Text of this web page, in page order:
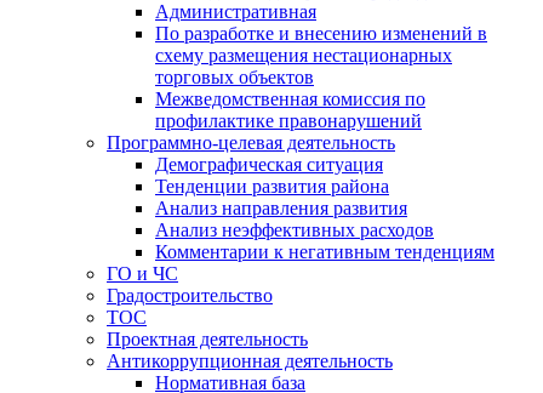
Административная
По разработке и внесению изменений в
схему размещения нестационарных
торговых объектов
Межведомственная комиссия по
профилактике правонарушений
Программно-целевая деятельность
Демографическая ситуация
Тенденции развития района
Анализ направления развития
Анализ неэффективных расходов
Комментарии к негативным тенденциям
ГО и ЧС
Градостроительство
ТОС
Проектная деятельность
Антикоррупционная деятельность
Нормативная база